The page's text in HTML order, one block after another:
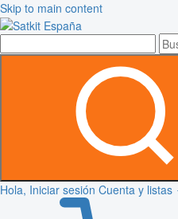
Skip to main content
Hola, Iniciar sesión Cuenta y listas